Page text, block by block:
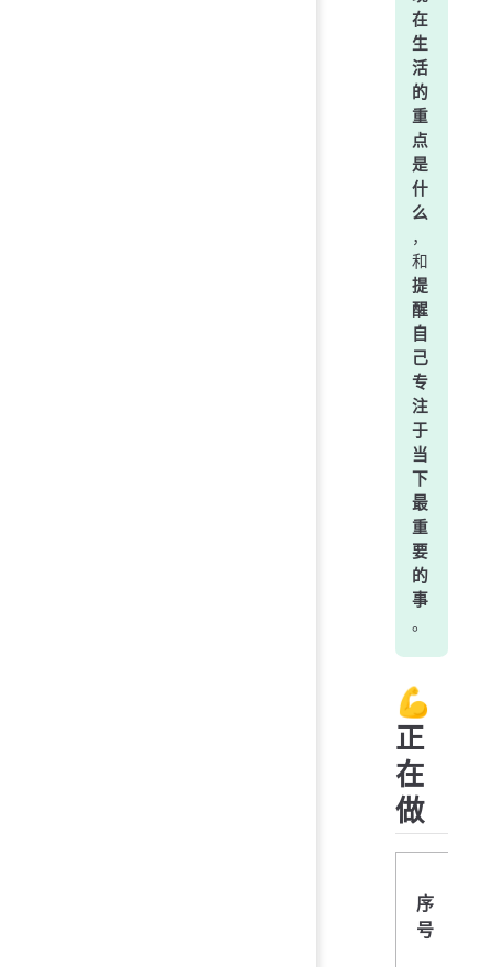
在
生
活
的
重
点
是
什
么
，
和
提
醒
自
己
专
注
于
当
下
最
重
要
的
事
。
💪
正
在
做
序
号